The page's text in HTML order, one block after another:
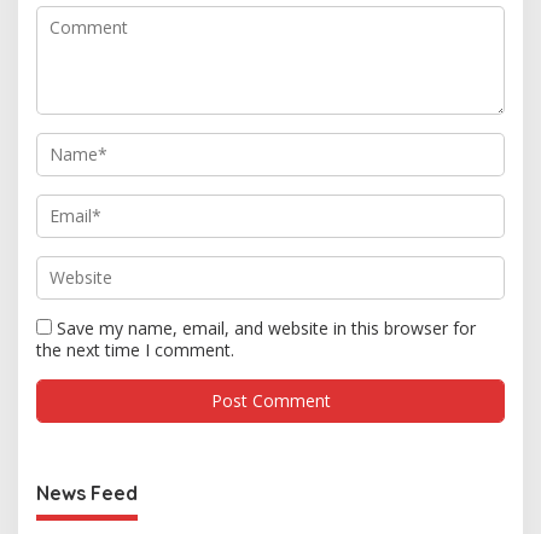
Save my name, email, and website in this browser for
the next time I comment.
News Feed